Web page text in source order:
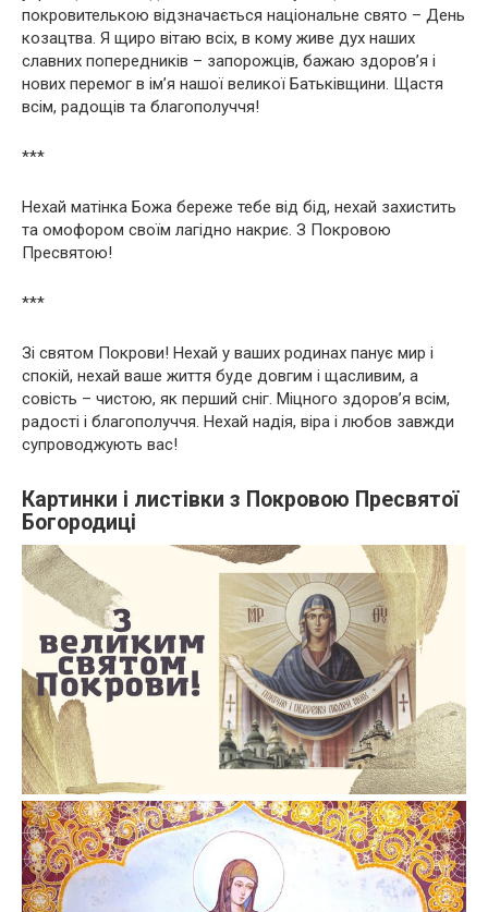
покровителькою відзначається національне свято – День
козацтва. Я щиро вітаю всіх, в кому живе дух наших
славних попередників – запорожців, бажаю здоров’я і
нових перемог в ім’я нашої великої Батьківщини. Щастя
всім, радощів та благополуччя!
***
Нехай матінка Божа береже тебе від бід, нехай захистить
та омофором своїм лагідно накриє. З Покровою
Пресвятою!
***
Зі святом Покрови! Нехай у ваших родинах панує мир і
спокій, нехай ваше життя буде довгим і щасливим, а
совість – чистою, як перший сніг. Міцного здоров’я всім,
радості і благополуччя. Нехай надія, віра і любов завжди
супроводжують вас!
Картинки і листівки з Покровою Пресвятої
Богородиці